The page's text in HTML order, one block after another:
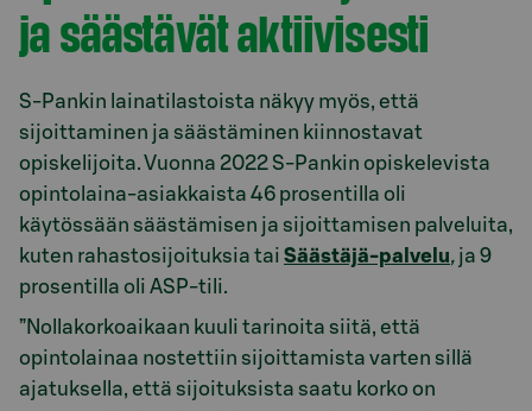
ja säästävät aktiivisesti
S-Pankin lainatilastoista näkyy myös, että
sijoittaminen ja säästäminen kiinnostavat
opiskelijoita. Vuonna 2022 S-Pankin opiskelevista
opintolaina-asiakkaista 46 prosentilla oli
käytössään säästämisen ja sijoittamisen palveluita,
kuten rahastosijoituksia tai Säästäjä-palvelu, ja 9
prosentilla oli ASP-tili.
”Nollakorkoaikaan kuuli tarinoita siitä, että
opintolainaa nostettiin sijoittamista varten sillä
ajatuksella, että sijoituksista saatu korko on